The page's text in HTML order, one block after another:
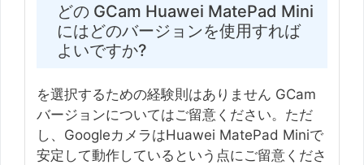
どの GCam Huawei MatePad Mini
にはどのバージョンを使用すれば
よいですか?
を選択するための経験則はありません GCam
バージョンについてはご留意ください。ただ
し、GoogleカメラはHuawei MatePad Miniで
安定して動作しているという点にご留意くださ